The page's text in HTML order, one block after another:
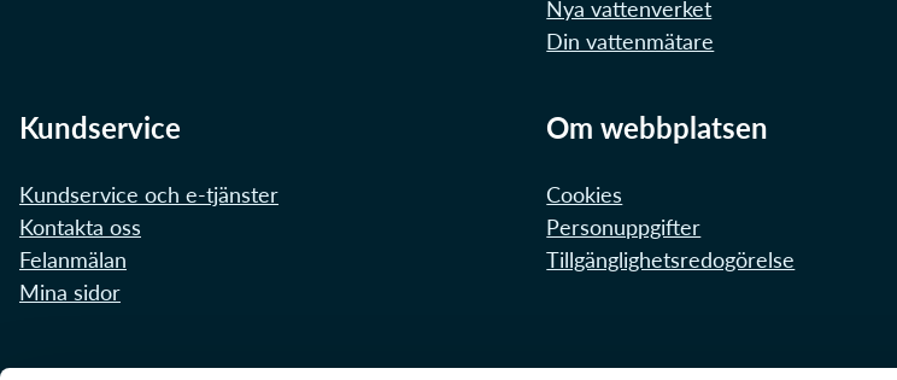
Nya vattenverket
Din vattenmätare
Kundservice
Kundservice och e-tjänster
Kontakta oss
Felanmälan
Mina sidor
Om webbplatsen
Cookies
Personuppgifter
Tillgänglighetsredogörelse